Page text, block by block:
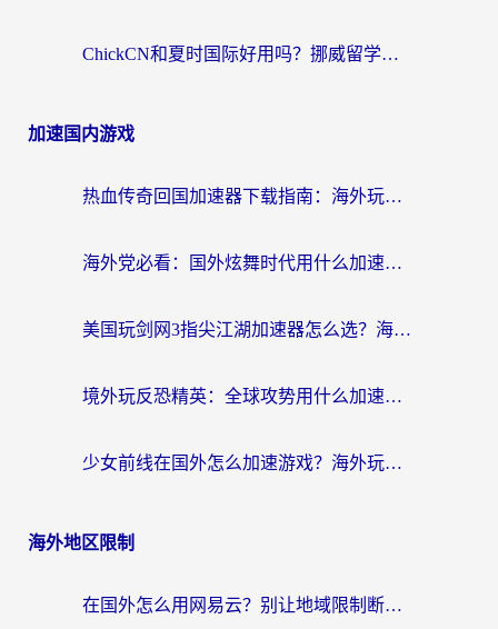
ChickCN和夏时国际好用吗？挪威留学生亲测3款回国加速器，附穿梭和加速喵对比指南
加速国内游戏
热血传奇回国加速器下载指南：海外玩家如何流畅砍怪不卡顿？
海外党必看：国外炫舞时代用什么加速器比较好？解决延迟卡顿的终极方案
美国玩剑网3指尖江湖加速器怎么选？海外党亲测避坑指南
境外玩反恐精英：全球攻势用什么加速器？2026海外玩家亲测实用指南
少女前线在国外怎么加速游戏？海外玩家必看的国服游戏畅玩指南
海外地区限制
在国外怎么用网易云？别让地域限制断了你的中文歌单——附听书社交定位解决方案